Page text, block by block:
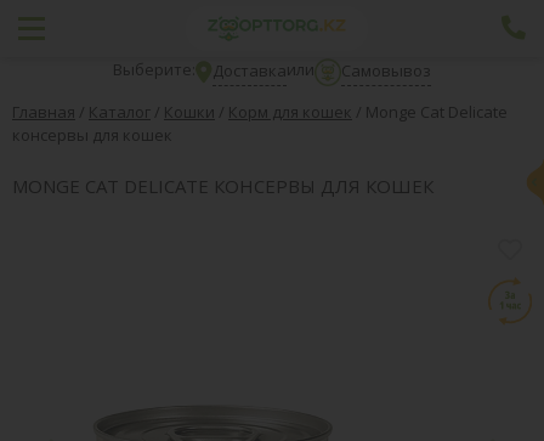
Выберите: Доставкаили
Самовывоз
Главная / Каталог / Кошки / Корм для кошек / Monge Cat Delicate
консервы для кошек
MONGE CAT DELICATE КОНСЕРВЫ ДЛЯ КОШЕК